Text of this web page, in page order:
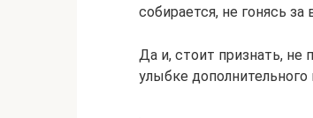
собирается, не гонясь
Да и, стоит признать, не
улыбке